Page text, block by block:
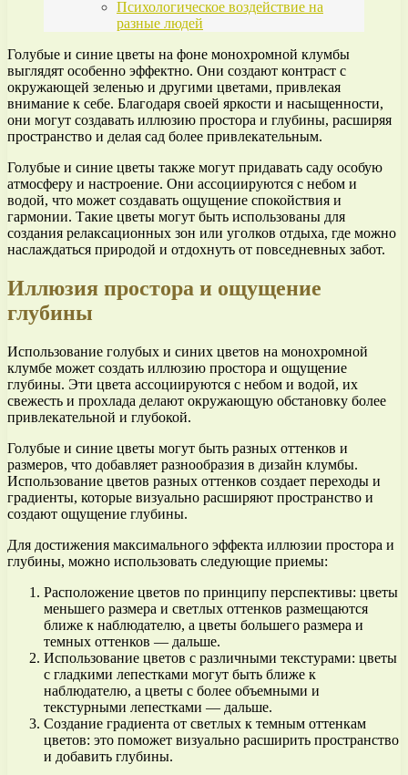
Психологическое воздействие на
разные людей
Голубые и синие цветы на фоне монохромной клумбы
выглядят особенно эффектно. Они создают контраст с
окружающей зеленью и другими цветами, привлекая
внимание к себе. Благодаря своей яркости и насыщенности,
они могут создавать иллюзию простора и глубины, расширяя
пространство и делая сад более привлекательным.
Голубые и синие цветы также могут придавать саду особую
атмосферу и настроение. Они ассоциируются с небом и
водой, что может создавать ощущение спокойствия и
гармонии. Такие цветы могут быть использованы для
создания релаксационных зон или уголков отдыха, где можно
наслаждаться природой и отдохнуть от повседневных забот.
Иллюзия простора и ощущение
глубины
Использование голубых и синих цветов на монохромной
клумбе может создать иллюзию простора и ощущение
глубины. Эти цвета ассоциируются с небом и водой, их
свежесть и прохлада делают окружающую обстановку более
привлекательной и глубокой.
Голубые и синие цветы могут быть разных оттенков и
размеров, что добавляет разнообразия в дизайн клумбы.
Использование цветов разных оттенков создает переходы и
градиенты, которые визуально расширяют пространство и
создают ощущение глубины.
Для достижения максимального эффекта иллюзии простора и
глубины, можно использовать следующие приемы:
Расположение цветов по принципу перспективы: цветы
меньшего размера и светлых оттенков размещаются
ближе к наблюдателю, а цветы большего размера и
темных оттенков — дальше.
Использование цветов с различными текстурами: цветы
с гладкими лепестками могут быть ближе к
наблюдателю, а цветы с более объемными и
текстурными лепестками — дальше.
Создание градиента от светлых к темным оттенкам
цветов: это поможет визуально расширить пространство
и добавить глубины.